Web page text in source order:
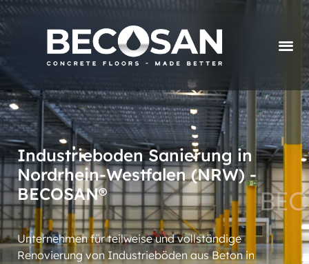
Industrieboden Sanierung in
Nordrhein-Westfalen (NRW) -
BECOSAN®
Unternehmen für teilweise und vollständige
Renovierung von Industrieböden aus Beton in